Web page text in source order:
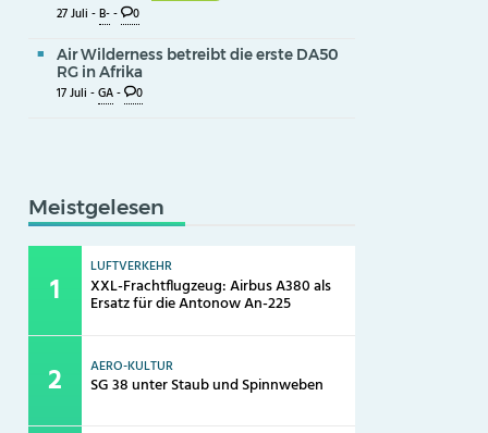
27 Juli -B-- 0
Air Wilderness betreibt die erste DA50
RG in Afrika
17 Juli -GA- 0
Meistgelesen
LUFTVERKEHR
XXL-Frachtflugzeug: Airbus A380 als
Ersatz für die Antonow An-225
AERO-KULTUR
SG 38 unter Staub und Spinnweben